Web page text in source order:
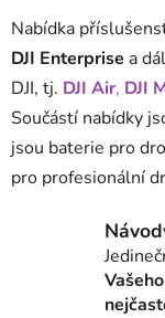
Nabídka
DJI Enterprise a
DJI, tj. DJI Air, DJI
Součástí nabídky
jsou baterie pro
pro profesionální